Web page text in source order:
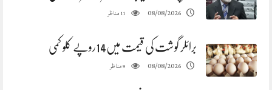
08/08/2026
11مناظر
برائلر گوشت کی قیمت میں14روپے کلو کمی
08/08/2026
9مناظر